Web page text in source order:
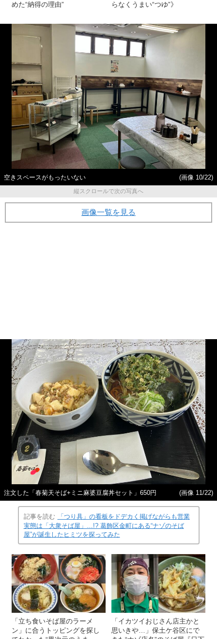
めた“納得の理由”
らなくうまい“つゆ”》
空きスペースがもったいない
(画像 10/22)
縦スクロールで次の写真へ
画像一覧を見る
注文した「春菊天そば+ミニ麻婆豆腐丼セット」650円 (画像 11/22)
記事を読む
「つり具」の看板をドデカく掲げながらも営業
実態は「大衆そば屋」…!? 葛飾区金町にある“ナゾのそば
屋”が誕生したヒミツを探ってみた
「立ち食いそば屋のラーメ
ン」に合うトッピングを探し
「イカツイおじさん店主かと
思いきや…」保土ケ谷区にで